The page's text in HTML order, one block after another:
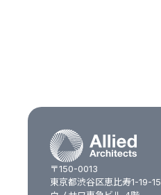
〒150-0013
東京都渋谷区恵比寿1-19-15